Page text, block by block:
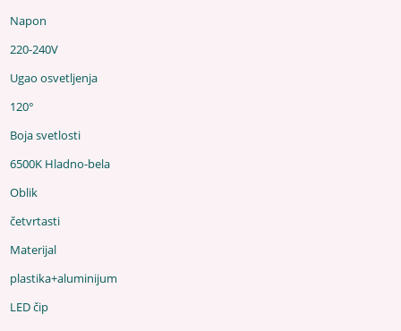
Napon
220-240V
Ugao osvetljenja
120°
Boja svetlosti
6500K Hladno-bela
Oblik
četvrtasti
Materijal
plastika+aluminijum
LED čip